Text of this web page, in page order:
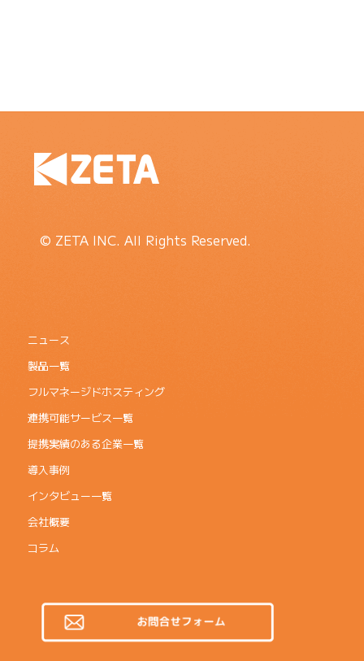
© ZETA INC. All Rights Reserved.
ニュース
製品一覧
フルマネージドホスティング
連携可能サービス一覧
提携実績のある企業一覧
導入事例
インタビュー一覧
会社概要
コラム